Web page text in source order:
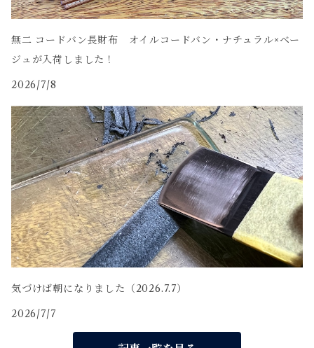
無二 コードバン長財布 オイルコードバン・ナチュラル×ベー
ジュが入荷しました！
2026/7/8
気づけば朝になりました（2026.7.7）
2026/7/7